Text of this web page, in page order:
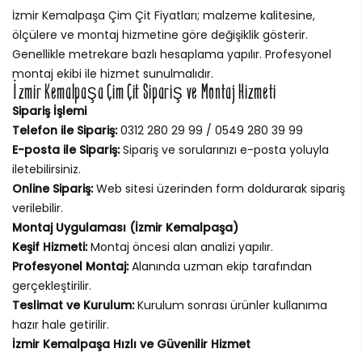
İzmir Kemalpaşa Çim Çit Fiyatları; malzeme kalitesine,
ölçülere ve montaj hizmetine göre değişiklik gösterir.
Genellikle metrekare bazlı hesaplama yapılır. Profesyonel
montaj ekibi ile hizmet sunulmalıdır.
İzmir Kemalpaşa Çim Çit Sipariş ve Montaj Hizmeti
Sipariş İşlemi
Telefon ile Sipariş:0312 280 29 99 / 0549 280 39 99
E-posta ile Sipariş:Sipariş ve sorularınızı e-posta yoluyla
iletebilirsiniz.
Online Sipariş:Web sitesi üzerinden form doldurarak sipariş
verilebilir.
Montaj Uygulaması (İzmir Kemalpaşa)
Keşif Hizmeti:Montaj öncesi alan analizi yapılır.
Profesyonel Montaj:Alanında uzman ekip tarafından
gerçekleştirilir.
Teslimat ve Kurulum:Kurulum sonrası ürünler kullanıma
hazır hale getirilir.
İzmir Kemalpaşa Hızlı ve Güvenilir Hizmet